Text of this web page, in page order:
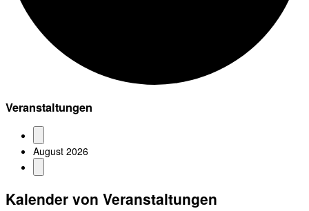
Veranstaltungen
August 2026
Kalender von Veranstaltungen